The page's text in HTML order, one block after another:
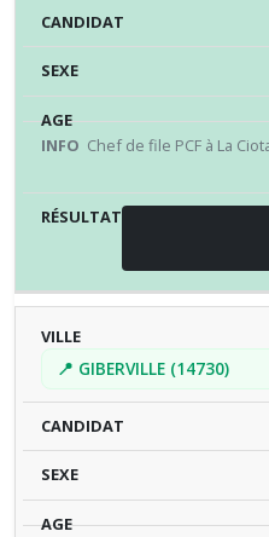
Chef de file PCF à La
📍 GIBERVILLE (14730)